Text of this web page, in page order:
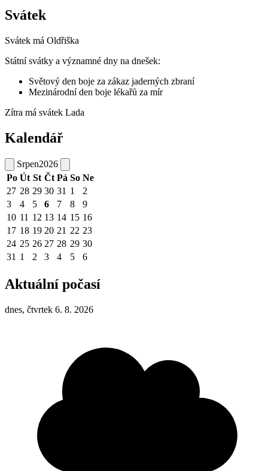
Svátek
Svátek má Oldřiška
Státní svátky a významné dny na dnešek:
Světový den boje za zákaz jaderných zbraní
Mezinárodní den boje lékařů za mír
Zítra má svátek Lada
Kalendář
Srpen2026
Po Út St Čt Pá So Ne
27 28 29 30 31 1
2
3
4 5 6 7 8
9
10 11 12 13 14 15 16
17 18 19 20 21 22 23
24 25 26 27 28 29 30
31 1 2 3 4 5 6
Aktuální počasí
dnes, čtvrtek 6. 8. 2026